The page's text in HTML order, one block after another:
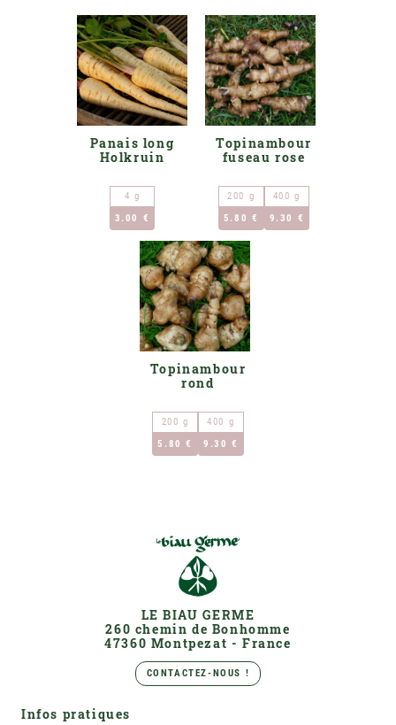
Panais long
Holkruin
4 g
3.00 €
Topinambour
fuseau rose
200 g
5.80 €
400 g
9.30 €
Topinambour
rond
200 g
5.80 €
400 g
9.30 €
LE BIAU GERME
260 chemin de Bonhomme
47360 Montpezat - France
CONTACTEZ-NOUS !
Infos pratiques